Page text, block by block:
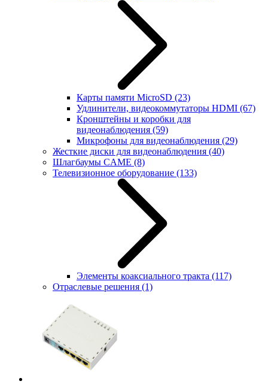
Карты памяти MicroSD (23)
Удлинители, видеокоммутаторы HDMI (67)
Кронштейны и коробки для
видеонаблюдения (59)
Микрофоны для видеонаблюдения (29)
Жесткие диски для видеонаблюдения (40)
Шлагбаумы CAME (8)
Телевизионное оборудование (133)
Элементы коаксиального тракта (117)
Отраслевые решения (1)